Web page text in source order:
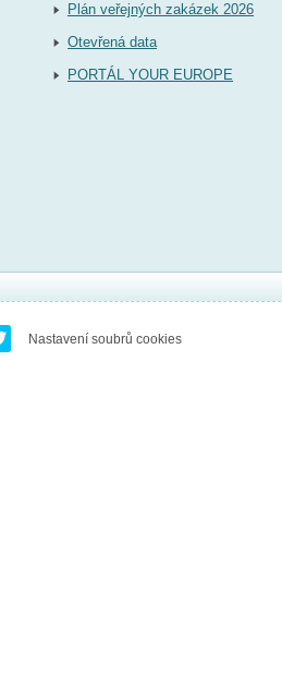
Plán veřejných zakázek 2026
Otevřená data
PORTÁL YOUR EUROPE
Nastavení soubrů cookies